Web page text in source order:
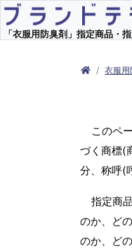
「衣服用防臭剤」指定商品・
衣服用
このペ
づく商標(
分、称呼(
指定商
のか、ど
のか、ど